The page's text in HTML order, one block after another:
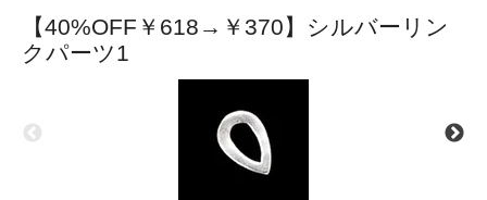
【40%OFF￥618→￥370】シルバーリン
クパーツ1